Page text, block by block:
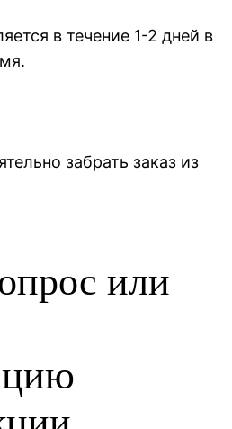
в течение 1-2 дней в
забрать заказ из
или